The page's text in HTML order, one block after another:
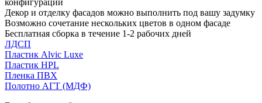
Декор и отделку фасадов можно выполнить под вашу задумку
Возможно сочетание нескольких цветов в одном фасаде
Бесплатная сборка в течение 1-2 рабочих дней
ЛДСП
Пластик Alvic Luxe
Пластик HPL
Пленка ПВХ
Полотно АГТ (МДФ)